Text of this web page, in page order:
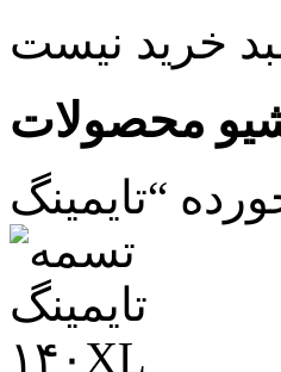
محصولات